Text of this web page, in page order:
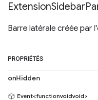
ExtensionSidebar
Barre latérale créée par
PROPRIÉTÉS
onHidden
Event<functionvoidvoid>